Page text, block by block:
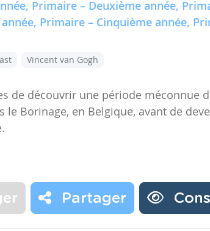
Primaire – Deuxième année,
Primaire – Cinquième année,
Vincent van Gogh
de découvrir une période méconnue
Borinage, en Belgique, avant de
Partager